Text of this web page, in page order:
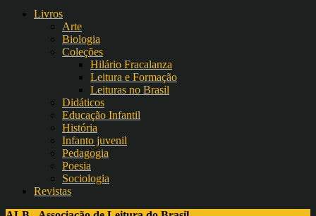
Livros
Arte
Biologia
Coleções
Hilário Fracalanza
Leitura e Formação
Leituras no Brasil
Didáticos
Educação Infantil
História
Infanto juvenil
Pedagogia
Poesia
Sociologia
Revistas